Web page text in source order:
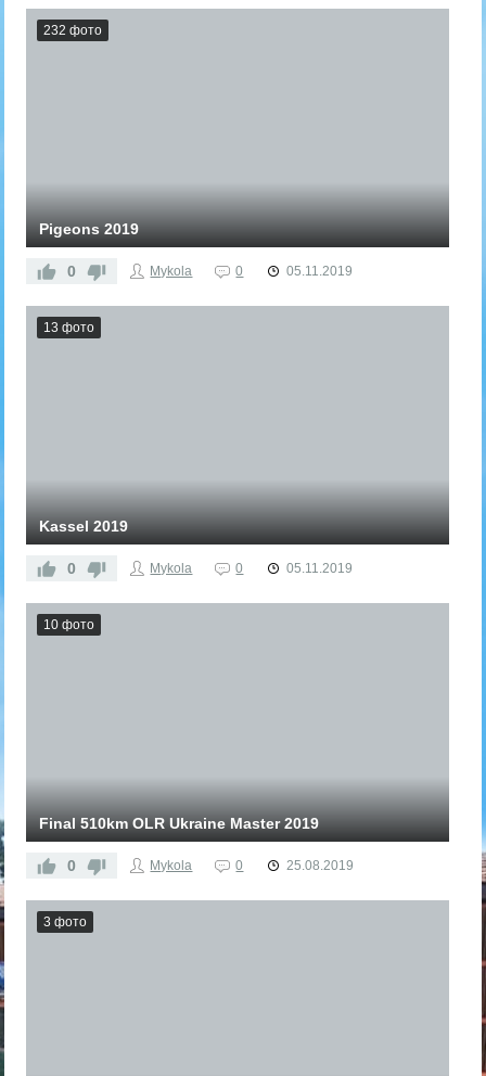
232 фото
Pigeons 2019
0 Mykola 0 05.11.2019
13 фото
Kassel 2019
0 Mykola 0 05.11.2019
10 фото
Final 510km OLR Ukraine Master 2019
0 Mykola 0 25.08.2019
3 фото